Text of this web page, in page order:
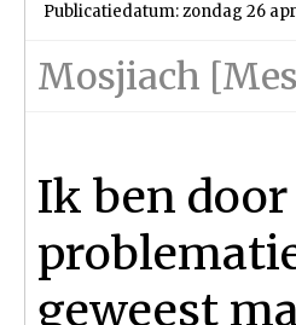
Publicatiedatum: zondag 26
Mosjiach
Ik ben door
geweest